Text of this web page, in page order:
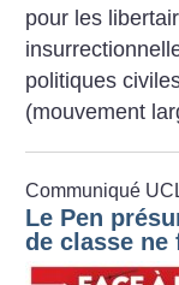
pour les
politiques
(mouvement
Communiqué
Le Pen
de classe ne